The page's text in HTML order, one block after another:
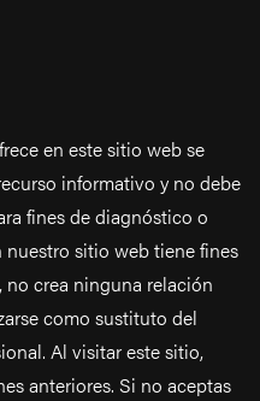
en este sitio web se
informativo y no debe
fines de diagnóstico o
sitio web tiene fines
crea ninguna relación
como sustituto del
Al visitar este sitio,
anteriores. Si no aceptas